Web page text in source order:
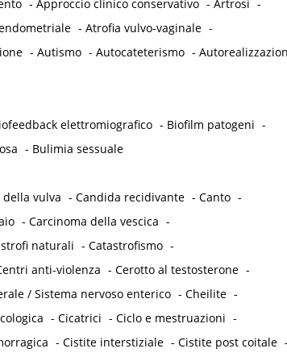
- Approccio clinico conservativo - Artrosi -
- Atrofia vulvo-vaginale -
- Autismo - Autocateterismo -
elettromiografico - Biofilm patogeni -
- Bulimia sessuale
della vulva - Candida recidivante - Canto -
- Carcinoma della vescica -
naturali - Catastrofismo -
anti-violenza - Cerotto al testosterone -
/ Sistema nervoso enterico - Cheilite -
- Cicatrici - Ciclo e mestruazioni -
- Cistite interstiziale - Cistite post coitale